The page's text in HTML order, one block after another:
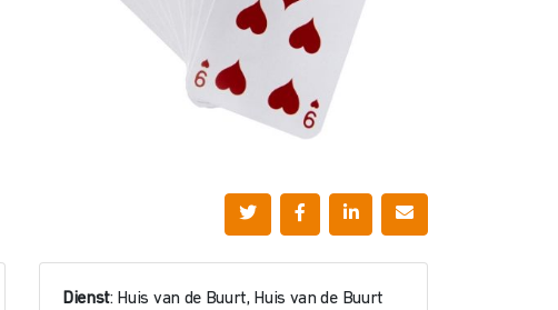
Dienst: Huis van de Buurt, Huis van de Buurt